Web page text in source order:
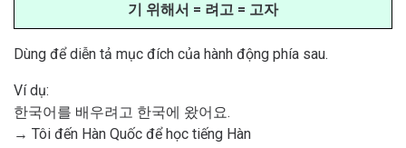
기 위해서 = 려고 = 고자
Dùng để diễn tả mục đích của hành động phía sau.
Ví dụ:
한국어를 배우려고 한국에 왔어요.
→ Tôi đến Hàn Quốc để học tiếng Hàn